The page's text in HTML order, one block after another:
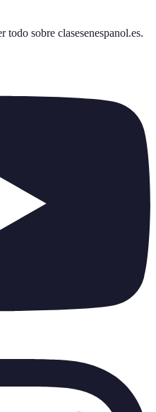
todo sobre clasesenespanol.es.